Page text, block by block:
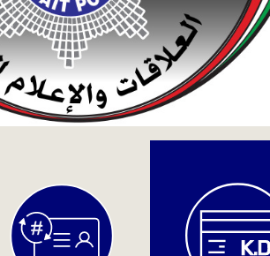
والغرامات